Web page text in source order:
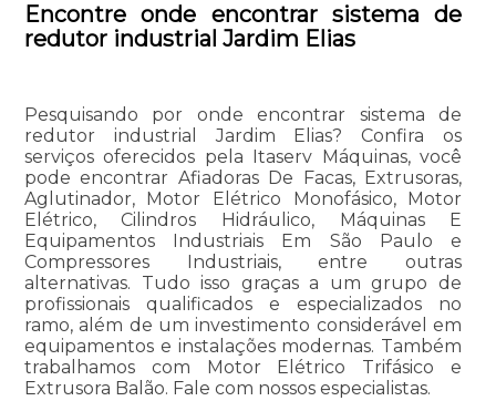
Encontre onde encontrar sistema de
redutor industrial Jardim Elias
Pesquisando por onde encontrar sistema de
redutor industrial Jardim Elias? Confira os
serviços oferecidos pela Itaserv Máquinas, você
pode encontrar Afiadoras De Facas, Extrusoras,
Aglutinador, Motor Elétrico Monofásico, Motor
Elétrico, Cilindros Hidráulico, Máquinas E
Equipamentos Industriais Em São Paulo e
Compressores Industriais, entre outras
alternativas. Tudo isso graças a um grupo de
profissionais qualificados e especializados no
ramo, além de um investimento considerável em
equipamentos e instalações modernas. Também
trabalhamos com Motor Elétrico Trifásico e
Extrusora Balão. Fale com nossos especialistas.